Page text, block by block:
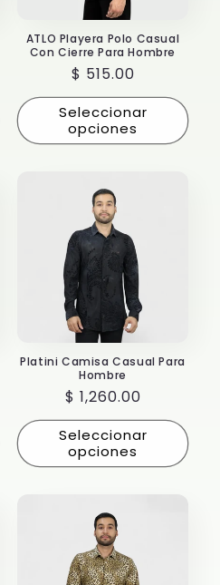
ATLO Playera Polo Casual
Con Cierre Para Hombre
Precio
habitual
$ 515.00
Seleccionar
opciones
Platini Camisa Casual Para
Hombre
Precio
habitual
$ 1,260.00
Seleccionar
opciones